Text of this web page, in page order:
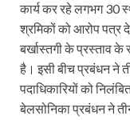
कार्य कर रहे लगभग 30
श्रमिकों को आरोप पत्र
बर्खास्तगी के प्रस्ताव के
है। इसी बीच प्रबंधन ने
पदाधिकारियों को
बेलसोनिका प्रबंधन ने